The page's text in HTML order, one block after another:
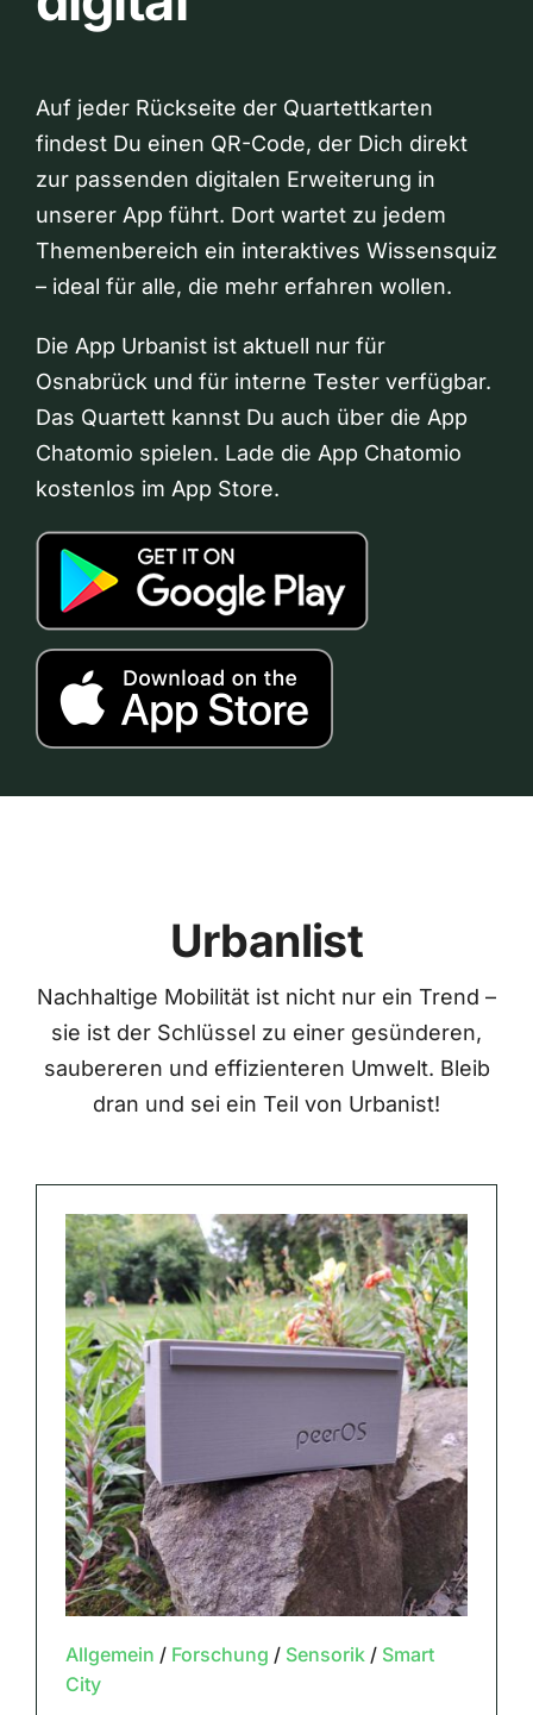
Auf jeder Rückseite der Quartettkarten
findest Du einen QR-Code, der Dich direkt
zur passenden digitalen Erweiterung in
unserer App führt. Dort wartet zu jedem
Themenbereich ein interaktives Wissensquiz
– ideal für alle, die mehr erfahren wollen.
Die App Urbanist ist aktuell nur für
Osnabrück und für interne Tester verfügbar.
Das Quartett kannst Du auch über die App
Chatomio spielen. Lade die App Chatomio
kostenlos im App Store.
Urbanlist
Nachhaltige Mobilität ist nicht nur ein Trend –
sie ist der Schlüssel zu einer gesünderen,
saubereren und effizienteren Umwelt. Bleib
dran und sei ein Teil von Urbanist!
Allgemein / Forschung / Sensorik/ Smart
City